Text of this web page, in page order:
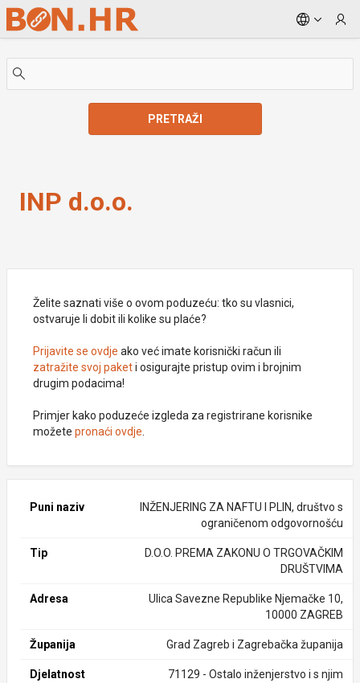
Skip to Main Content
PRETRAŽI
INP d.o.o.
Želite saznati više o ovom poduzeću: tko su vlasnici,
ostvaruje li dobit ili kolike su plaće?
Prijavite se ovdje ako već imate korisnički račun ili
zatražite svoj paketi osigurajte pristup ovim i brojnim
drugim podacima!
Primjer kako poduzeće izgleda za registrirane korisnike
možete pronaći ovdje
Puni naziv
INŽENJERING ZA NAFTU I PLIN, društvo s
ograničenom odgovornošću
Tip
D.O.O. PREMA ZAKONU O TRGOVAČKIM
DRUŠTVIMA
Adresa
Ulica Savezne Republike Njemačke 10,
10000 ZAGREB
Županija Grad Zagreb i Zagrebačka županija
Djelatnost
71129 - Ostalo inženjerstvo i s njim